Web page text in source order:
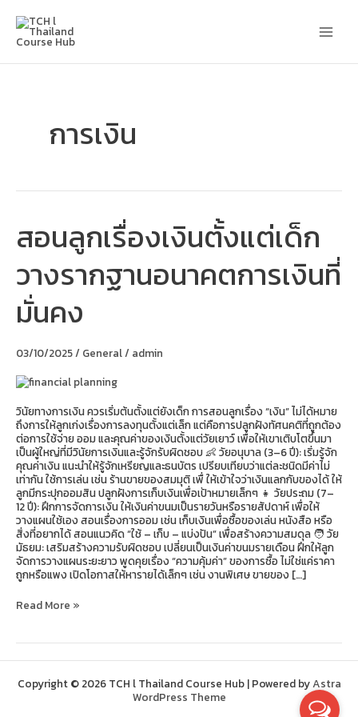
content
การเงิน
สอนลูกเรื่องเงินตั้งแต่เด็ก
วางรากฐานอนาคตการเงินที่
มั่นคง
03/10/2025/ General/ admin
วินัยทางการเงิน ควรเริ่มต้นตั้งแต่ยังเด็ก การสอนลูกเรื่อง “เงิน” ไม่ได้หมาย
ถึงการให้ลูกเก่งเรื่องการลงทุนตั้งแต่เล็ก แต่คือการปลูกฝังทัศนคติที่ถูกต้อง
ต่อการใช้จ่าย ออม และคุณค่าของเงินตั้งแต่วัยเยาว์ เพื่อให้เขาเติบโตขึ้นมา
เป็นผู้ใหญ่ที่มีวินัยการเงินและรู้จักรับผิดชอบ 👶 วัยอนุบาล (3–6 ปี): เริ่มรู้จัก
คุณค่าเงิน แนะนำให้รู้จักเหรียญและธนบัตร เปรียบเทียบว่าแต่ละชนิดมีค่าไม่
เท่ากัน ใช้การเล่น เช่น ร้านขายของสมมุติ เพื่ ให้เข้าใจว่าเงินแลกกับของได้ ให้
ลูกมีกระปุกออมสิน ปลูกฝังการเก็บเงินเพื่อเป้าหมายเล็กๆ 👧 วัยประถม (7–
12 ปี): ฝึกการจัดการเงิน ให้เงินค่าขนมเป็นรายวันหรือรายสัปดาห์ เพื่อให้
วางแผนใช้เอง สอนเรื่องการออม เช่น เก็บเงินเพื่อซื้อของเล่น หนังสือ หรือ
สิ่งที่อยากได้ สอนแนวคิด “ใช้ – เก็บ – แบ่งปัน” เพื่อสร้างความสมดุล 🧑 วัย
มัธยม: เสริมสร้างความรับผิดชอบ เปลี่ยนเป็นเงินค่าขนมรายเดือน ฝึกให้ลูก
จัดการวางแผนระยะยาว พูดคุยเรื่อง “ความคุ้มค่า” ของการซื้อ ไม่ใช่แค่ราคา
ถูกหรือแพง เปิดโอกาสให้หารายได้เล็กๆ เช่น งานพิเศษ ขายของ […]
ลูก
เรื่อง
ตั้งแต่
เด็ก
วาง
รากฐาน
การ
เงิน
ที่
มั่นคง
Read More »
Copyright © 2026 TCH l Thailand Course Hub | Powered byAstra
WordPress Theme